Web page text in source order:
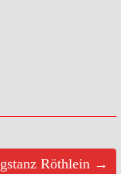
Röthlein →